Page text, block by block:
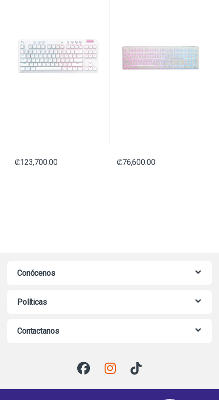
₡123,700.00 ₡76,600.00
Conócenos
Políticas
Contactanos